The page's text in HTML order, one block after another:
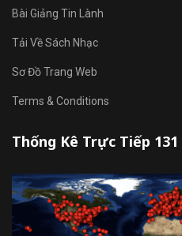
Bài Giảng Tin Lành
Tải Về Sách Nhạc
Sơ Đồ Trang Web
Terms & Conditions
Thống Kê Trực Tiếp 131